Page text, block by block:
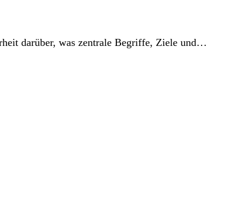
darüber, was zentrale Begriffe, Ziele und…